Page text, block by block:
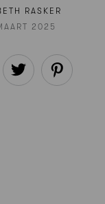
RASKER
2025